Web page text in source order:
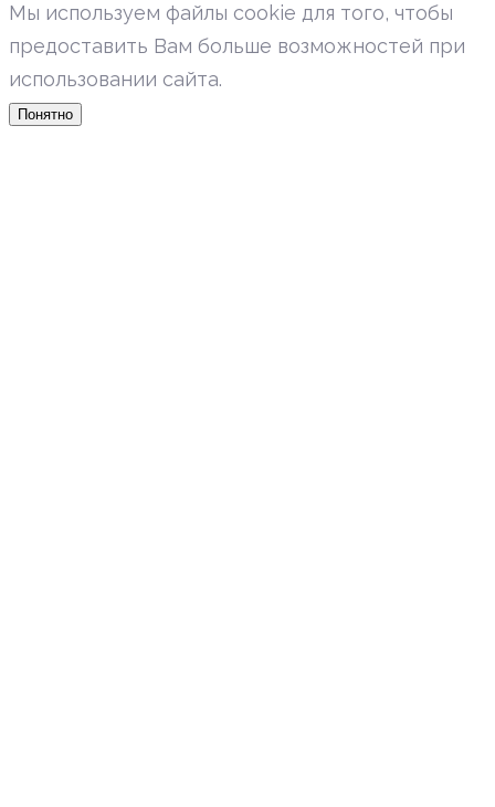
Мы используем файлы cookie для того, чтобы
предоставить Вам больше возможностей при
использовании сайта.
Понятно